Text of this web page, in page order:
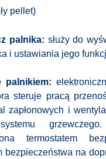
pellet)
palnika: służy do
i ustawiania jego
palnikiem:
steruje pracą
zapłonowych i
termostatem
bezpieczeństwa na